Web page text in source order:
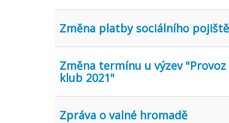
Změna platby sociálního
Změna termínu u výzev
klub 2021"
Zpráva o valné hromadě